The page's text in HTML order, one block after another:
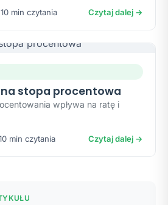
10 min czytania Czytaj dalej →
stopa procentowa
wpływa na ratę i
min czytania Czytaj dalej →